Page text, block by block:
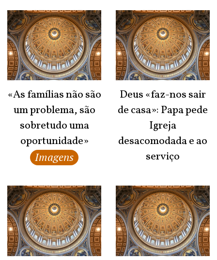
«As famílias não são
um problema, são
sobretudo uma
oportunidade»
Imagens
Deus «faz-nos sair
de casa»: Papa pede
Igreja
desacomodada e ao
serviço